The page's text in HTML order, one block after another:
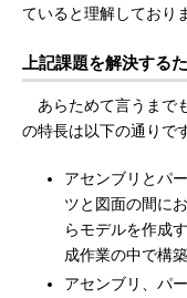
ていると理解しており
上記課題を解決する
あらためて言うまで
の特長は以下の通りで
アセンブリとパ
ツと図面の間に
らモデルを作成
成作業の中で構
アセンブリ、パ